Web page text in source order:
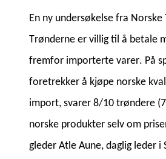
En ny undersøkelse fra
Trønderne er villig til å betale
fremfor importerte varer. På
foretrekker å kjøpe norske
import, svarer 8/10 trøndere
norske produkter selv om
gleder Atle Aune, daglig leder i